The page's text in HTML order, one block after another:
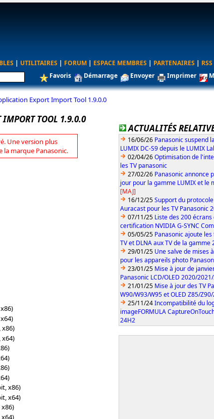
| UTILITAIRES | FORUM | ESPACE MEMBRES | PARTENAIRES | RSS
Favoris Démarrage Envoyer Imprimer
Export Import Tool 1.9.0.0
IMPORT TOOL 1.9.0.0
Une version plus
la marque Panasonic.
x86)
x64)
x86)
x64)
ACTUALITÉS
16/06/26 Panasonic suspend
LUMIX DC-S9 depuis le LUMIX
02/04/26Optimisation de
les TV panasonic
27/02/26 Panasonic annonce
jour pour la gamme LUMIX et le
[MAJ]
16/12/25Support du
Auracast pour les TV Panasonic
07/11/25 Liste des 200
certification NVIDIA G-SYNC
05/05/25 Panasonic ajoute
TV et DLNA aux TV de la gamme
29/01/25 Une salve de mises
pour les appareils photo
23/01/25 Mise à jour de
Panasonic LCD/OLED 2020/
21/01/25 Mise à jour des TV
W90/W93/W95 et OLED Z85/
25/11/24Incompatibilité du
imageFORMULA
24H2